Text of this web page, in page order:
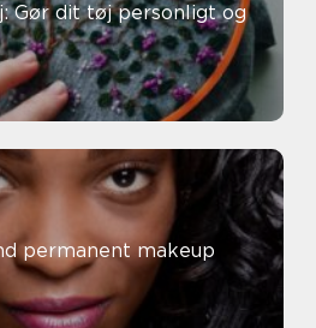
Gør dit tøj personligt og
permanent makeup